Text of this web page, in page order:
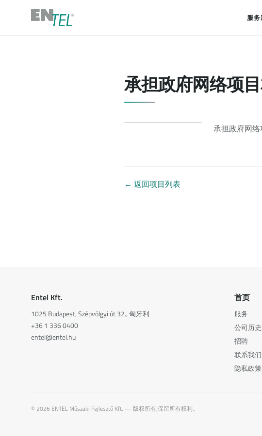
服务
承担政府网络项
承担政府网络
← 返回项目列表
Entel Kft.
1025 Budapest, Szépvölgyi út 32., 匈牙利
+36 1 336 0400
entel@entel.hu
首页
服务
公司历史
招聘
联系我们
隐私政策
© 2026 ENTEL Műszaki Fejlesztő Kft. — 版权所有,保留所有权利。